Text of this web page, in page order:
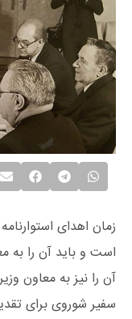
زمان اهدای
است و باید آن را به
آن را نیز به معاون
سفیر شوروی برای